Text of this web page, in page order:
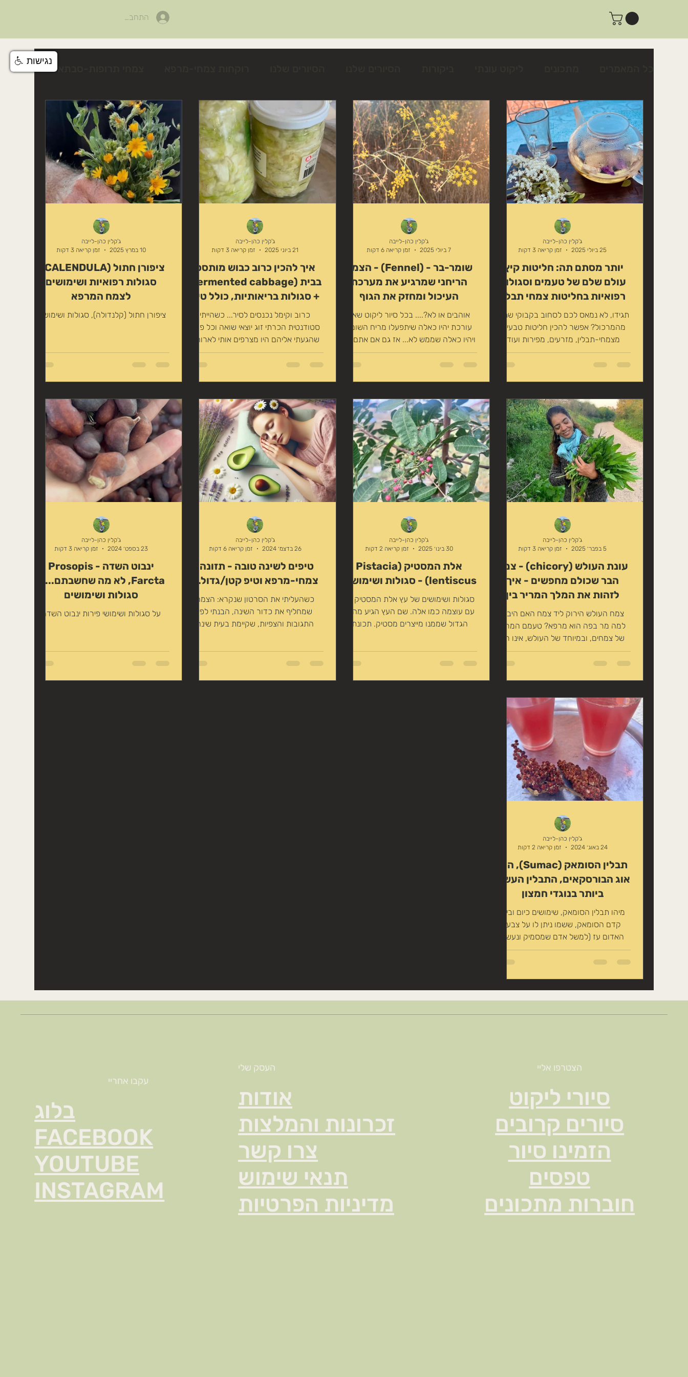
התחבר
צמחים לשינה טובה ולרוגע צמחים לטיפול בשיעול פעילות-טו-בשבט צמחים מנקי-רעלים פעילות לטו בשבט
פעילות ביום שישי פעילות למשפחות פעילות בפורים מומלצים בדף הבית תות-עץ צלף קוצני
מתכון לצלפים כבושים בקלות כיצד לזהות צלף קוצני התססה טיפול במערכת הנשימה טיפים טיפוח טבעי
טיפוח טבעי לשיער משפחת הסוככיים צמחים בקורס ליקוט שלנו
משקה במתיקות טבעית צמחים לחליטה
יותר מסתם תה: חליטות קיץ.
עולם שלם של טעמים וסגולות
רפואיות בחליטות צמחי תבלין
ומרפא
תגידו, לא נמאס לכם לסחוב בקבוקי שתיה
מהמרכול? אפשר להכין חליטות טבעיות
מצמחי-תבלין, מזרעים, מפירות ועוד,
ולהתחיל איתם את הבוקר, כשהגוף...
ג'קלין כהן-לייבה
25 ביולי 2025
זמן קריאה 3 דקות
שומר-בר - (Fennel) - הצמח
הריחני שמרגיע את מערכת
העיכול ומחזק את הגוף
אוהבים או לא?.... בכל סיור ליקוט שאני
עורכת יהיו כאלה שיתפעלו מריח השומר
ויהיו כאלה שממש לא... אז גם אם אתם לא
שייכים לקבוצה הראשונה מוזמנים להמשיך
לקרא, כי יש מצב שתרצו להכיר מקרוב את
והמערכת החיסונית הקלה על גלי חום
תמיכה בבריאות הנשימה העשרת תנובת
חלב-אם (שימו לב, שומר-בר אסור לנשים
עם היסטוריה של סרטן שד/חם או כאלה
הנמצאות בטיפול הורמונלי. יש להיוועץ עם
גורם רפואי מוסמך). בסיורי הליקוט כשאנו
מד
ג'קלין כהן-לייבה
7 ביולי 2025
זמן קריאה 6 דקות
איך להכין כרוב כבוש מותסס
+ סגולות בריאותיות, כולל טיפ
אישי עם קימל - (caraway) -
השילוב המופלא של טעם בריא
ומרפא למערכת העיכול
כרוב וקימל נכנסים לסיר... כשהייתי
סטודנטית הכרתי זוג יוצאי שואה וכל פעם
שהגעתי אליהם היו מצרפים אותי לארוחת
הצהריים שלהם, שכללה בשר...
ג'קלין כהן-לייבה
21 ביוני 2025
זמן קריאה 3 דקות
סגולות רפואיות ושימושים
לצמח המרפא
ציפורן חתול (קלנדולה), סגולות ושימושים
ג'קלין כהן-לייבה
10 במרץ 2025
זמן קריאה 3 דקות
עונת העולש (chicory) - צמח
הבר שכולם מחפשים - איך
לזהות את המלך המריר בין
צמחי הבר
צמח העולש הירוק ליד צמח האם היבש
למה מר בפה הוא מרפא? טעמם המריר
של צמחים, ובמיוחד של העולש, אינו רק
מאפיין ייחודי – הוא מספק שפע של...
ג'קלין כהן-לייבה
5 בפבר׳ 2025
זמן קריאה 3 דקות
אלת המסטיק (Pistacia
lentiscus) - סגולות ושימושים
סגולות ושימושים של עץ אלת המסטיק עץ
עם עוצמה כמו אלה. שם העץ הגיע מהעץ
הגדול שממנו מייצרים מסטיק. תכונתו
ג'קלין כהן-לייבה
30 בינו׳ 2025
זמן קריאה 2 דקות
טיפים לשינה טובה - תזונה,
צמחי-מרפא וטיפ קטן/גדול...
כשהעליתי את הסרטון שנקרא: הצמח
שמחליף את כדור השינה, הבנתי לפי
התגובות והצפיות, שקיימת בעית שינה
ג'קלין כהן-לייבה
26 בדצמ׳ 2024
זמן קריאה 6 דקות
ינבוט השדה - Prosopis
Farcta, לא מה שחשבתם... -
סגולות ושימושים
על סגולות ושימושי פירות ינבוט השדה
ג'קלין כהן-לייבה
23 בספט׳ 2024
זמן קריאה 3 דקות
תבלין הסומאק (Sumac), הוא
אוג הבורסקאים, התבלין העשיר
ביותר בנוגדי חמצון
מיהו תבלין הסומאק, שימושים כיום ובימי
קדם הסומאק, ששמו ניתן לו על צבעו
האדום עז (למשל אדם שמסמיק ונעשה
אדום), הוא תבלין המופק מפירותיו של...
ג'קלין כהן-לייבה
24 באוג׳ 2024
זמן קריאה 2 דקות
בלוג
FACEBOOK
YOUTUBE
INSTAGRAM
עקבו אחריי
אודות
זכרונות והמלצות
צרו קשר
תנאי שימוש
מדיניות הפרטיות
העסק שלי
סיורי ליקוט
סיורים קרובים
הזמינו סיור
טפסים
חוברות מתכונים
הצטרפו אליי
נגישות